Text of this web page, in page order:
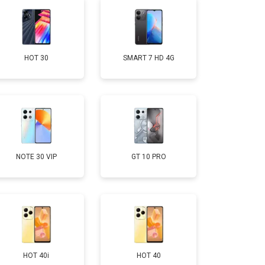
1400 ₽
950 ₽ Заказать
1750 ₽ Заказать
1400 ₽ Заказать
HOT 30 SMART 7 HD 4G
NOTE 30 VIP GT 10 PRO
HOT 40i HOT 40